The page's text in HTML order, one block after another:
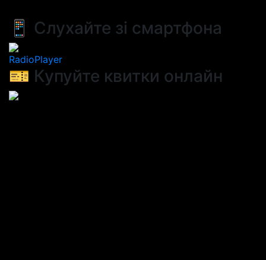
📱 Слухайте зі смартфона
RadioPlayer
🎫 Купуйте квитки онлайн